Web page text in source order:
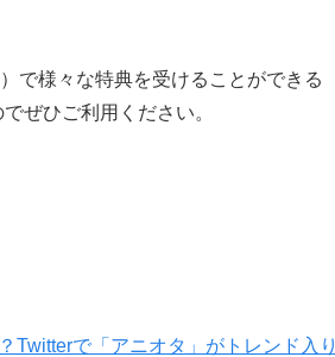
で様々な特典を受けることができる
ぜひご利用ください。
Twitterで「アニオタ」がトレンド入り